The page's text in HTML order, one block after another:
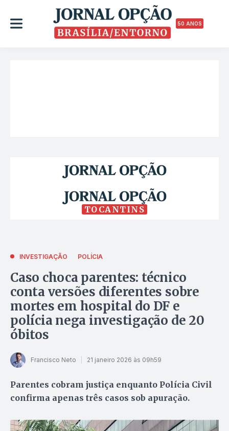
50 ANOS
TOCANTINS
INVESTIGAÇÃO POLÍCIA
Caso choca parentes: técnico
conta versões diferentes sobre
mortes em hospital do DF e
polícia nega investigação de 20
óbitos
Francisco Neto 21 janeiro 2026 às 09h59
Parentes cobram justiça enquanto Polícia Civil
confirma apenas três casos sob apuração.